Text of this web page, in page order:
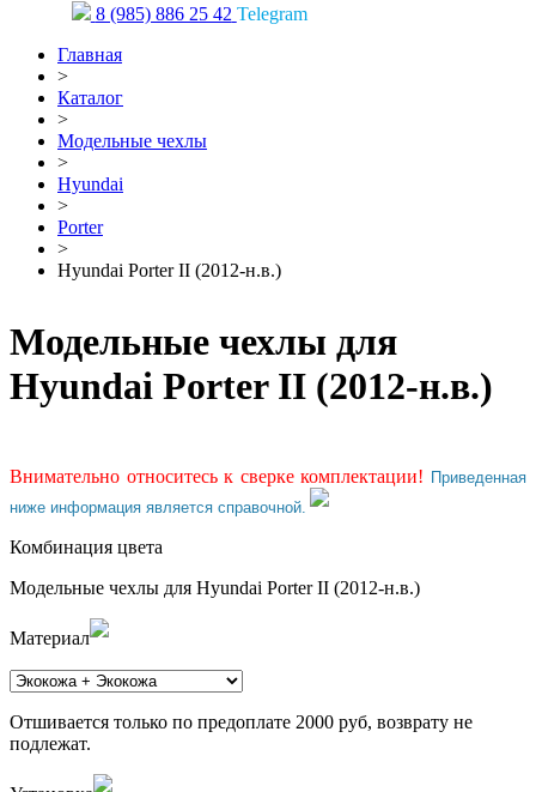
8 (985) 886 25 42 Telegram
Главная
>
Каталог
>
Модельные чехлы
>
Hyundai
>
Porter
>
Hyundai Porter II (2012-н.в.)
Модельные чехлы для
Hyundai Porter II (2012-н.в.)
Внимательно относитесь к сверке комплектации! Приведенная
ниже информация является справочной.
Комбинация цвета
Модельные чехлы для Hyundai Porter II (2012-н.в.)
Материал
Отшивается только по предоплате 2000 руб, возврату не
подлежат.